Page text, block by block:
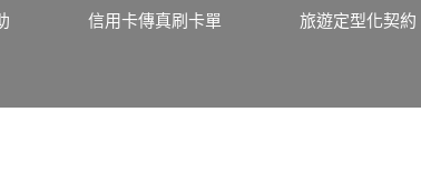
用連線設備的 IP 位址、使用時間、使用的瀏覽器
覽的網頁，除非您願意告知您的個人資料，否則
除了在該資料或電子郵件上註明是由本公司發送
信用卡傳真刷卡單 旅遊定型化契約